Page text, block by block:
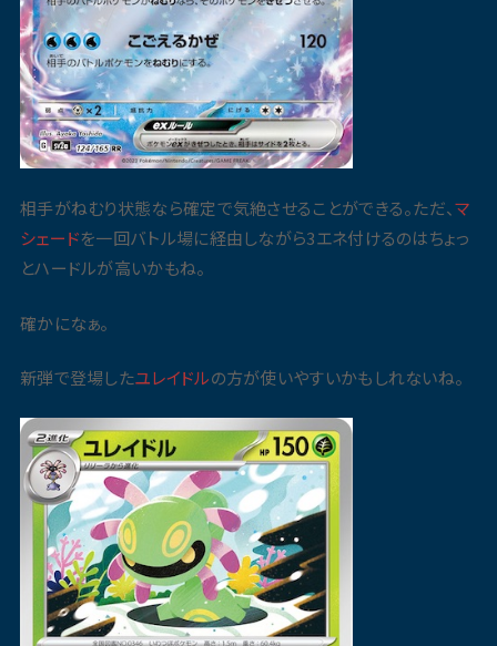
相手がねむり状態なら確定で気絶させることができる。ただ、マ
シェードを一回バトル場に経由しながら3エネ付けるのはちょっ
とハードルが高いかもね。
確かになぁ。
新弾で登場したユレイドルの方が使いやすいかもしれないね。